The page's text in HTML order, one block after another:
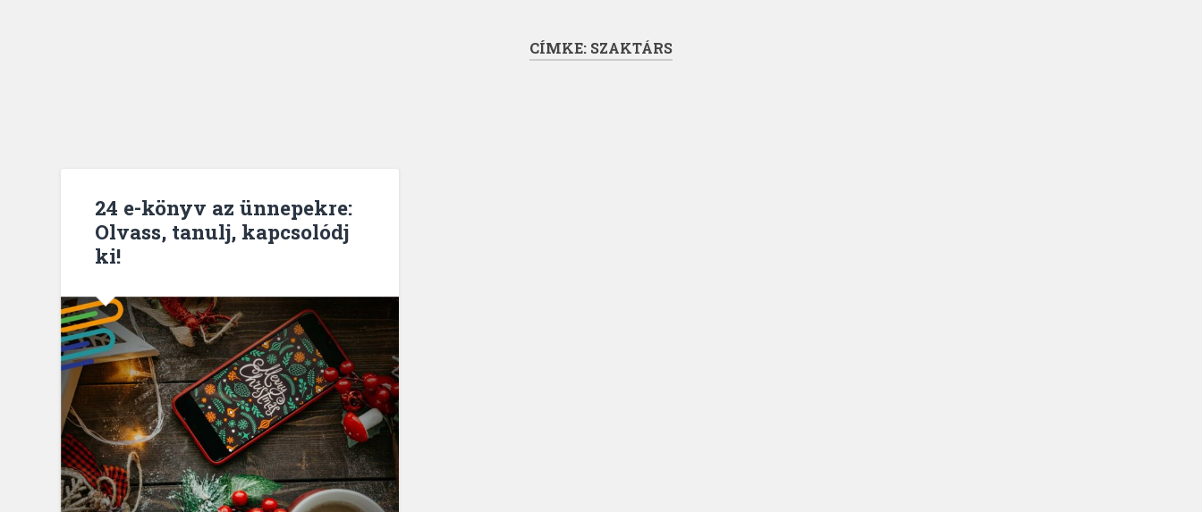
CÍMKE: SZAKTÁRS
24 e-könyv az ünnepekre:
Olvass, tanulj, kapcsolódj
ki!